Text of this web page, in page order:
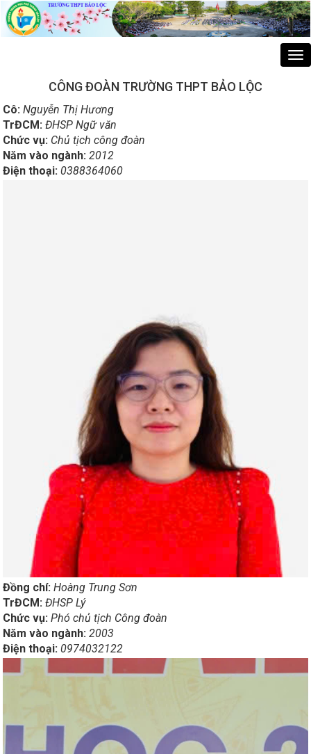
CÔNG ĐOÀN TRƯỜNG THPT BẢO LỘC
Cô: Nguyễn Thị Hương
TrĐCM: ĐHSP Ngữ văn
Chức vụ: Chủ tịch công đoàn
Năm vào ngành: 2012
Điện thoại: 0388364060
Đồng chí: Hoàng Trung Sơn
TrĐCM: ĐHSP Lý
Chức vụ: Phó chủ tịch Công đoàn
Năm vào ngành: 2003
Điện thoại: 0974032122